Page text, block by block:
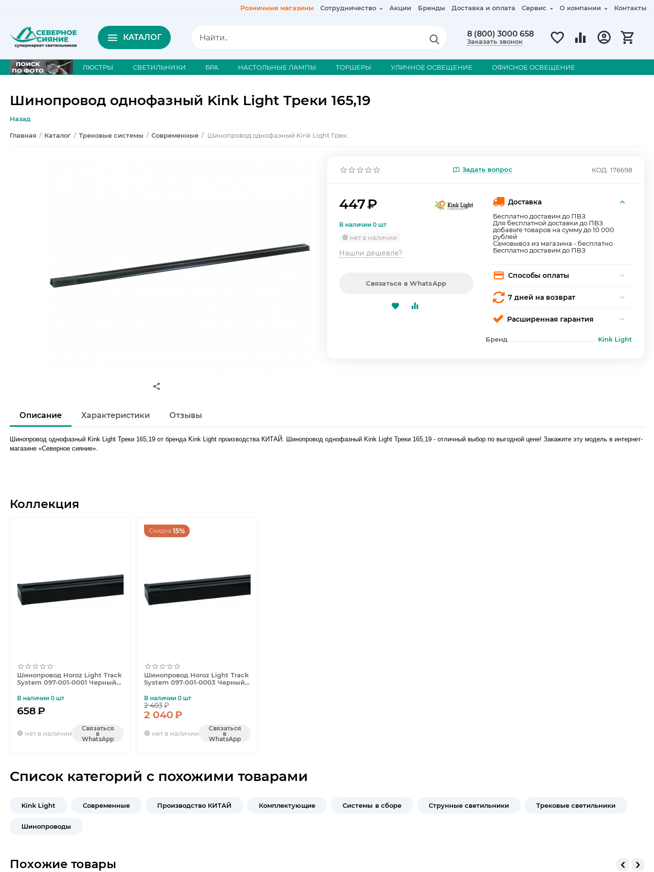
Розничные магазины Сотрудничество Акции Бренды Доставка и оплата Сервис О компании Контакты
КАТАЛОГ 8 (800) 3000 658
Заказать звонок
ЛЮСТРЫ СВЕТИЛЬНИКИ БРА НАСТОЛЬНЫЕ ЛАМПЫ ТОРШЕРЫ УЛИЧНОЕ ОСВЕЩЕНИЕ ОФИСНОЕ ОСВЕЩЕНИЕ
Шинопровод однофазный Kink Light Треки 165,19
Назад
Главная / Каталог / Трековые системы / Современные /
Задать вопрос КОД: 176698
447₽
В наличии 0 шт
нет в наличии
Нашли дешевле?
Связаться в WhatsApp
Доставка
Бесплатно доставим до ПВЗ
Для бесплатной доставки до ПВЗ
добавьте товаров на сумму до 10 000
рублей
Самовывоз из магазина - бесплатно.
Бесплатно доставим до ПВЗ
Способы оплаты
7 дней на возврат
Расширенная гарантия
Бренд Kink Light
Описание Характеристики Отзывы
Шинопровод однофазный Kink Light Треки 165,19 от бренда Kink Light производства КИТАЙ. Шинопровод однофазный Kink Light Треки 165,19 - отличный выбор по выгодной цене! Закажите эту модель в интернет-
магазине «Северное сияние».
Коллекция
Шинопровод Horoz Light Track
System 097-001-0001 Черный
В наличии 0 шт
658₽
нет в наличии
Связаться
в
WhatsApp
Скидка 15%
Шинопровод Horoz Light Track
System 097-001-0003 Черный
В наличии 0 шт
2 403₽
2 040₽
нет в наличии
Связаться
в
WhatsApp
Список категорий с похожими товарами
Kink Light Современные Производство КИТАЙ Комплектующие Системы в сборе Струнные светильники Трековые светильники
Шинопроводы
Похожие товары